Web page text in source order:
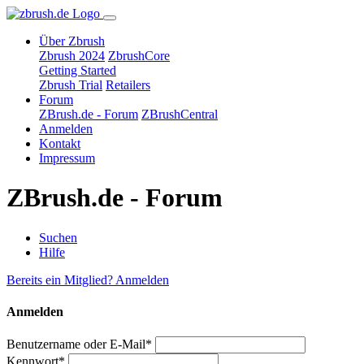
Über Zbrush
Zbrush 2024 ZbrushCore
Getting Started
Zbrush Trial Retailers
Forum
ZBrush.de - Forum ZBrushCentral
Anmelden
Kontakt
Impressum
ZBrush.de - Forum
Suchen
Hilfe
Bereits ein Mitglied? Anmelden
Anmelden
Benutzername oder E-Mail*